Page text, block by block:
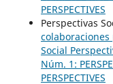
PERSPECTIVES
Perspectivas
colaboraciones
Social
Núm. 1:
PERSPECTIVES